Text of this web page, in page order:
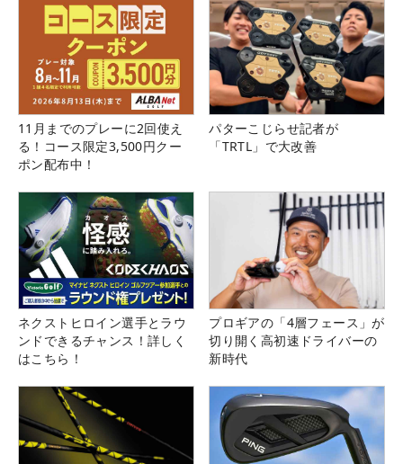
11月までのプレーに2回使え
る！コース限定3,500円クー
ポン配布中！
パターこじらせ記者が
「TRTL」で大改善
ネクストヒロイン選手とラウ
ンドできるチャンス！詳しく
はこちら！
プロギアの「4層フェース」が
切り開く高初速ドライバーの
新時代